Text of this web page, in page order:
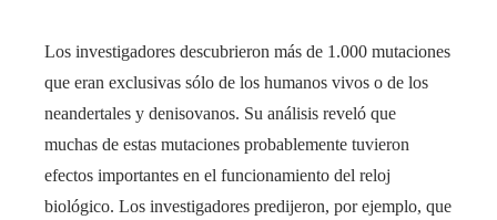
Los investigadores descubrieron más de 1.000 mutaciones
que eran exclusivas sólo de los humanos vivos o de los
neandertales y denisovanos. Su análisis reveló que
muchas de estas mutaciones probablemente tuvieron
efectos importantes en el funcionamiento del reloj
biológico. Los investigadores predijeron, por ejemplo, que